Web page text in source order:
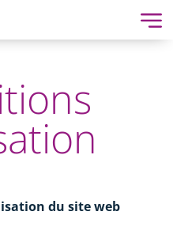
du site web